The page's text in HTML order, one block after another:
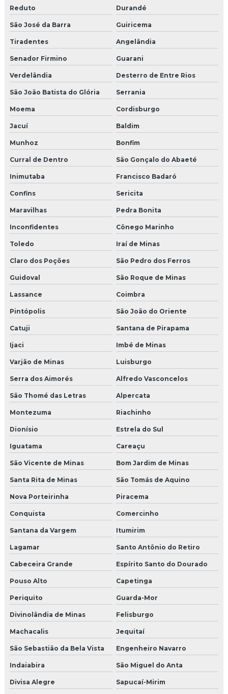
Reduto Durandé
São José da Barra Guiricema
Tiradentes Angelândia
Senador Firmino Guarani
Verdelândia Desterro de Entre Rios
São João Batista do Glória Serrania
Moema Cordisburgo
Jacuí Baldim
Munhoz Bonfim
Curral de Dentro São Gonçalo do Abaeté
Inimutaba Francisco Badaró
Confins Sericita
Maravilhas Pedra Bonita
Inconfidentes Cônego Marinho
Toledo Iraí de Minas
Claro dos Poções São Pedro dos Ferros
Guidoval São Roque de Minas
Lassance Coimbra
Pintópolis São João do Oriente
Catuji Santana de Pirapama
Ijaci Imbé de Minas
Varjão de Minas Luisburgo
Serra dos Aimorés Alfredo Vasconcelos
São Thomé das Letras Alpercata
Montezuma Riachinho
Dionísio Estrela do Sul
Iguatama Careaçu
São Vicente de Minas Bom Jardim de Minas
Santa Rita de Minas São Tomás de Aquino
Nova Porteirinha Piracema
Conquista Comercinho
Santana da Vargem Itumirim
Lagamar Santo Antônio do Retiro
Cabeceira Grande Espírito Santo do Dourado
Pouso Alto Capetinga
Periquito Guarda-Mor
Divinolândia de Minas Felisburgo
Machacalis Jequitaí
São Sebastião da Bela Vista Engenheiro Navarro
Indaiabira São Miguel do Anta
Divisa Alegre Sapucaí-Mirim